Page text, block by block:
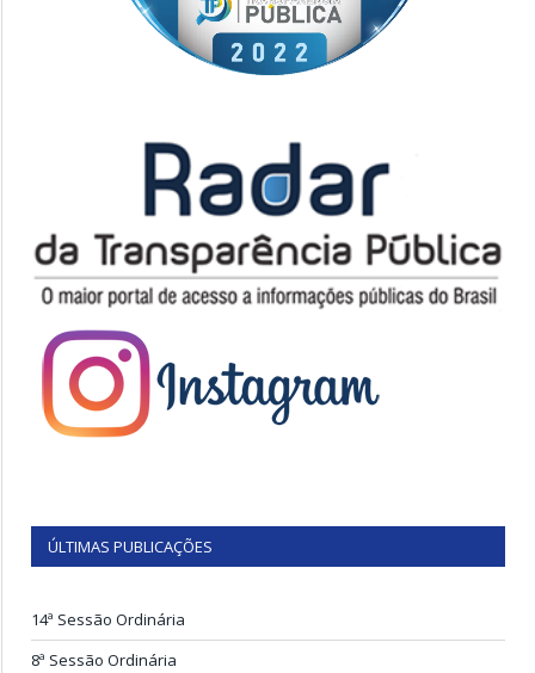
ÚLTIMAS PUBLICAÇÕES
14ª Sessão Ordinária
8ª Sessão Ordinária